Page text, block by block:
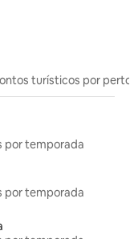
turísticos por perto
por temporada
por temporada